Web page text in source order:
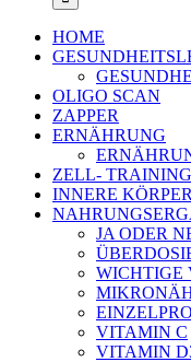
HOME
OLIGO SCAN
ZAPPER
ERNÄHRUNG
ZELL- TRAINING
INNERE
JA ODER
WICHTIGE
VITAMIN C
VITAMIN